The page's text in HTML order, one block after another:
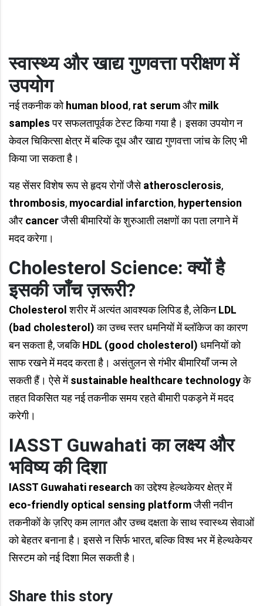
स्वास्थ्य और खाद्य गुणवत्ता परीक्षण में
उपयोग
नई तकनीक को human blood, rat serumऔर milk
samplesपर सफलतापूर्वक टेस्ट किया गया है। इसका उपयोग न
केवल चिकित्सा क्षेत्र में बल्कि दूध और खाद्य गुणवत्ता जांच के लिए भी
किया जा सकता है।
यह सेंसर विशेष रूप से हृदय रोगों जैसेatherosclerosis,
thrombosis, myocardial infarction, hypertension
और cancerजैसी बीमारियों के शुरुआती लक्षणों का पता लगाने में
मदद करेगा।
Cholesterol Science: क्यों है
इसकी जाँच ज़रूरी?
Cholesterol शरीर में अत्यंत आवश्यक लिपिड है, लेकिनLDL
(bad cholesterol)का उच्च स्तर धमनियों में ब्लॉकेज का कारण
बन सकता है, जबकिHDL (good cholesterol) धमनियों को
साफ रखने में मदद करता है। असंतुलन से गंभीर बीमारियाँ जन्म ले
सकती हैं। ऐसे मेंsustainable healthcare technologyके
तहत विकसित यह नई तकनीक समय रहते बीमारी पकड़ने में मदद
करेगी।
IASST Guwahati का लक्ष्य और
भविष्य की दिशा
IASST Guwahati researchका उद्देश्य हेल्थकेयर क्षेत्र में
eco-friendly optical sensing platformजैसी नवीन
तकनीकों के ज़रिए कम लागत और उच्च दक्षता के साथ स्वास्थ्य सेवाओं
को बेहतर बनाना है। इससे न सिर्फ भारत, बल्कि विश्व भर में हेल्थकेयर
सिस्टम को नई दिशा मिल सकती है।
Share this story